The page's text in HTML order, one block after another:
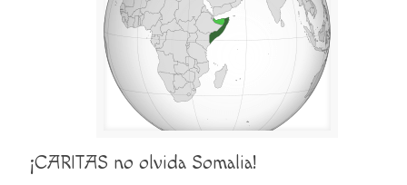
¡CARITAS no olvida Somalia!